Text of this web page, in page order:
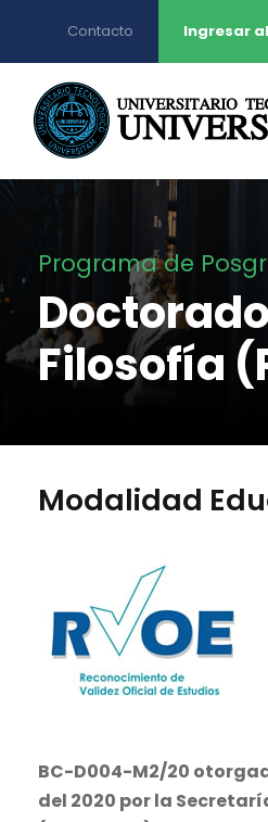
Contacto Ingresar
Programa de
Filosofía
Modalidad
BC-D004-M2/20
del 2020 por la